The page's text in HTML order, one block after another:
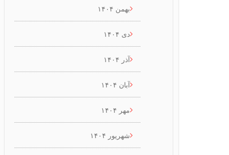
بهمن ۱۴۰۴
دی ۱۴۰۴
آذر ۱۴۰۴
آبان ۱۴۰۴
مهر ۱۴۰۴
شهریور ۱۴۰۴